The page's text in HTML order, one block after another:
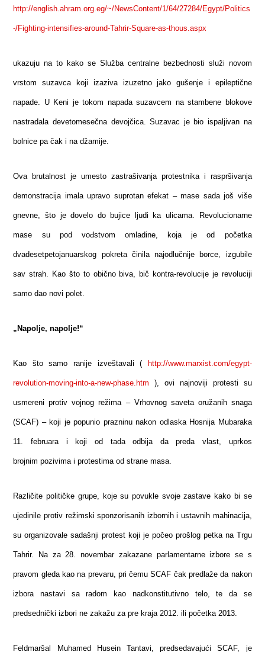
http://english.ahram.org.eg/~/NewsContent/1/64/27284/Egypt/Politics
-/Fighting-intensifies-around-Tahrir-Square-as-thous.aspx
ukazuju na to kako se Služba centralne bezbednosti služi novom
vrstom suzavca koji izaziva izuzetno jako gušenje i epileptične
napade. U Keni je tokom napada suzavcem na stambene blokove
nastradala devetomesečna devojčica. Suzavac je bio ispaljivan na
bolnice pa čak i na džamije.
Ova brutalnost je umesto zastrašivanja protestnika i raspršivanja
demonstracija imala upravo suprotan efekat – mase sada još više
gnevne, što je dovelo do bujice ljudi ka ulicama. Revolucionarne
mase su pod vođstvom omladine, koja je od početka
dvadesetpetojanuarskog pokreta činila najodlučnije borce, izgubile
sav strah. Kao što to obično biva, bič kontra-revolucije je revoluciji
samo dao novi polet.
„Napolje, napolje!“
Kao što samo ranije izveštavali ( http://www.marxist.com/egypt-
revolution-moving-into-a-new-phase.htm ), ovi najnoviji protesti su
usmereni protiv vojnog režima – Vrhovnog saveta oružanih snaga
(SCAF) – koji je popunio prazninu nakon odlaska Hosnija Mubaraka
11. februara i koji od tada odbija da preda vlast, uprkos
brojnim pozivima i protestima od strane masa.
Različite političke grupe, koje su povukle svoje zastave kako bi se
ujedinile protiv režimski sponzorisanih izbornih i ustavnih mahinacija,
su organizovale sadašnji protest koji je počeo prošlog petka na Trgu
Tahrir. Na za 28. novembar zakazane parlamentarne izbore se s
pravom gleda kao na prevaru, pri čemu SCAF čak predlaže da nakon
izbora nastavi sa radom kao nadkonstitutivno telo, te da se
predsednički izbori ne zakažu za pre kraja 2012. ili početka 2013.
Feldmaršal Muhamed Husein Tantavi, predsedavajući SCAF, je